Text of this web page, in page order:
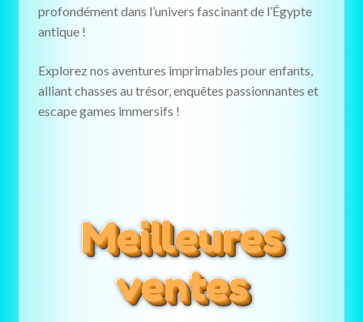
profondément dans l’univers fascinant de l’Égypte
antique !
Explorez nos aventures imprimables pour enfants,
alliant chasses au trésor, enquêtes passionnantes et
escape games immersifs !
Meilleures
ventes